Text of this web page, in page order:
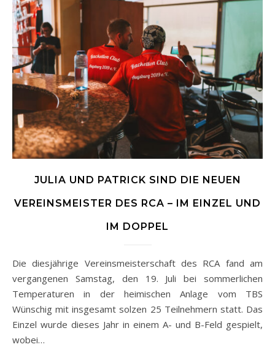
JULIA UND PATRICK SIND DIE NEUEN
VEREINSMEISTER DES RCA – IM EINZEL UND
IM DOPPEL
Die diesjährige Vereinsmeisterschaft des RCA fand am
vergangenen Samstag, den 19. Juli bei sommerlichen
Temperaturen in der heimischen Anlage vom TBS
Wünschig mit insgesamt solzen 25 Teilnehmern statt. Das
Einzel wurde dieses Jahr in einem A- und B-Feld gespielt,
wobei…